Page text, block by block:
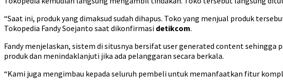
“Saat ini, produk yang dimaksud sudah dihapus. Toko yang menjual produk
Tokopedia Fandy Soejanto saat dikonfirmasi detikcom.
Fandy menjelaskan, sistem di situsnya bersifat user generated content sehingga
produk dan menindaklanjuti jika ada pelanggaran secara berkala.
“Kami juga mengimbau kepada seluruh pembeli untuk memanfaatkan fitur